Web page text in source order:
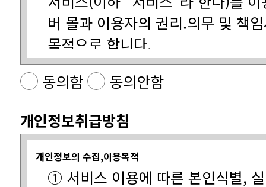
목적으로 합니다.
제2조(정의)
동의함
동의안함
개인정보취급방침
개인정보의 수집,이용목적